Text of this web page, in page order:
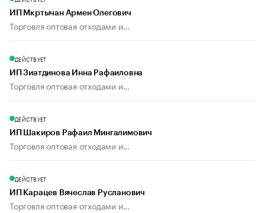
ИП Мкртычан Армен Олегович
Торговля оптовая отходами и...
ДЕЙСТВУЕТ
ИП Зиатдинова Инна Рафаиловна
Торговля оптовая отходами и...
ДЕЙСТВУЕТ
ИП Шакиров Рафаил Мингалимович
Торговля оптовая отходами и...
ДЕЙСТВУЕТ
ИП Карацев Вячеслав Русланович
Торговля оптовая отходами и...